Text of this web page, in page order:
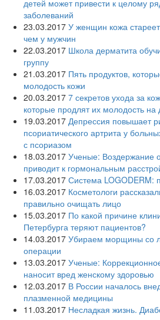
детей может привести к целому
заболеваний
23.03.2017 У женщин кожа
чем у мужчин
22.03.2017 Школа дерматита
группу
21.03.2017 Пять продуктов,
молодость кожи
20.03.2017 7 секретов ухода за
которые продлят их молодость на
19.03.2017 Депрессия повышает
псориатического артрита у
с псориазом
18.03.2017 Ученые: Воздержание
приводит к гормональным
17.03.2017 Система LOGODERM:
16.03.2017 Косметологи
правильно очищать лицо
15.03.2017 По какой причине
Петербурга теряют пациентов?
14.03.2017 Убираем морщины со
операции
13.03.2017 Ученые:
наносит вред женскому здоровью
12.03.2017 В России началось
плазменной медицины
11.03.2017 Несладкая жизнь.